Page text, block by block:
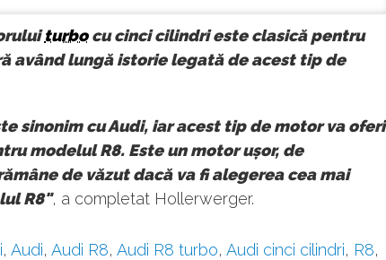
turbocu cinci cilindri este clasică pentru
având lungă istorie legată de acest tip de
sinonim cu Audi, iar acest tip de motor va oferi
modelul R8. Este un motor ușor, de
de văzut dacă va fi alegerea cea mai
R8", a completat Hollerwerger.
, Audi, Audi R8, Audi R8 turbo, Audi cinci cilindri, R8,